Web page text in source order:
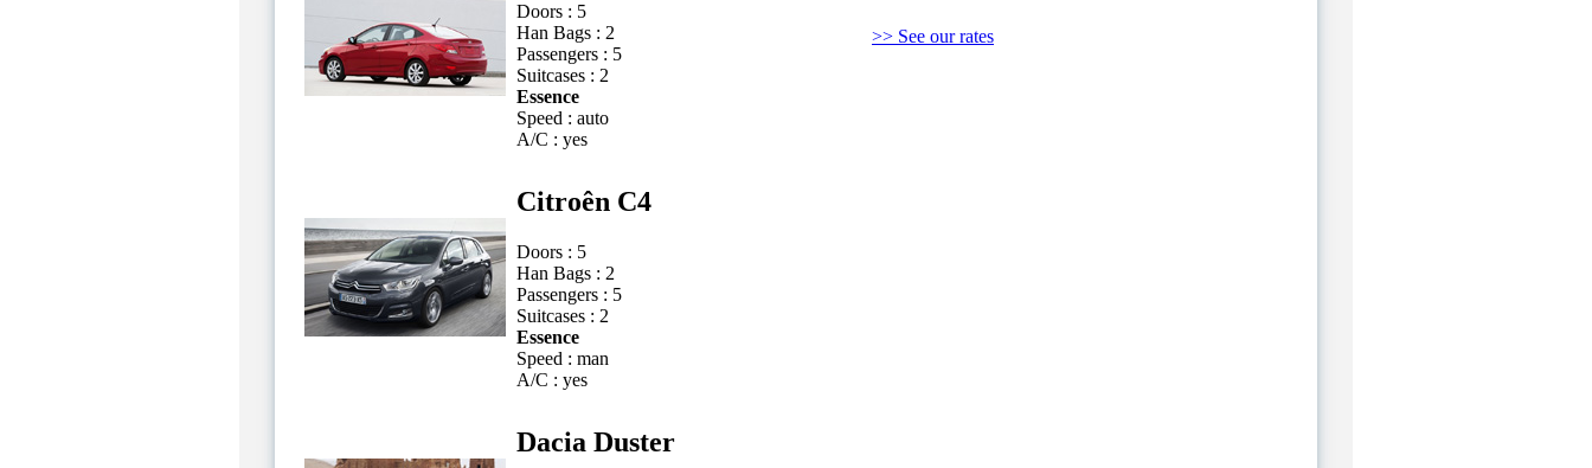
Doors : 5
Han Bags : 2
Passengers : 5
Suitcases : 2
Essence
Speed : auto
A/C : yes
>> See our rates
Citroên C4
Doors : 5
Han Bags : 2
Passengers : 5
Suitcases : 2
Essence
Speed : man
A/C : yes
Dacia Duster